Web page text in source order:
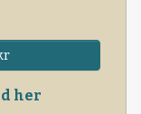
her